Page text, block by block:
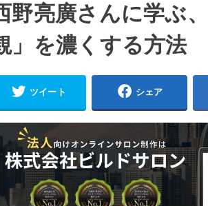
野亮廣さんに学ぶ
」を濃くする方法
ツイート シェア